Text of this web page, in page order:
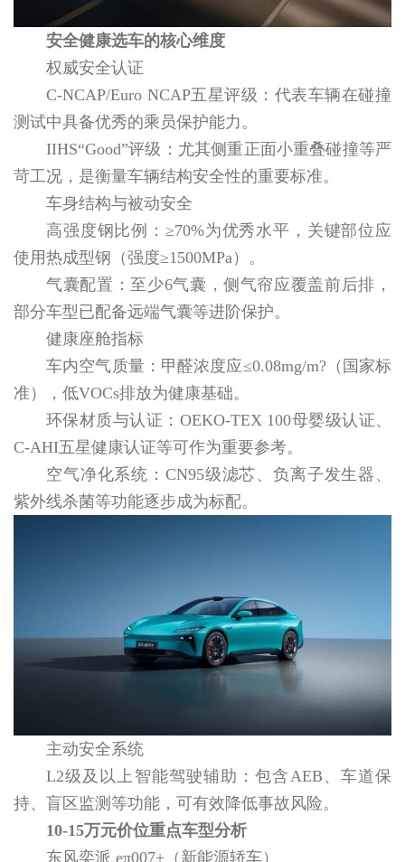
安全健康选车的核心维度
权威安全认证
C-NCAP/Euro NCAP五星评级：代表车辆在碰撞
测试中具备优秀的乘员保护能力。
IIHS“Good”评级：尤其侧重正面小重叠碰撞等严
苛工况，是衡量车辆结构安全性的重要标准。
车身结构与被动安全
高强度钢比例：≥70%为优秀水平，关键部位应
使用热成型钢（强度≥1500MPa）。
气囊配置：至少6气囊，侧气帘应覆盖前后排，
部分车型已配备远端气囊等进阶保护。
健康座舱指标
车内空气质量：甲醛浓度应≤0.08mg/m?（国家标
准），低VOCs排放为健康基础。
环保材质与认证：OEKO-TEX 100母婴级认证、
C-AHI五星健康认证等可作为重要参考。
空气净化系统：CN95级滤芯、负离子发生器、
紫外线杀菌等功能逐步成为标配。
主动安全系统
L2级及以上智能驾驶辅助：包含AEB、车道保
持、盲区监测等功能，可有效降低事故风险。
10-15万元价位重点车型分析
东风奕派 eπ007+（新能源轿车）